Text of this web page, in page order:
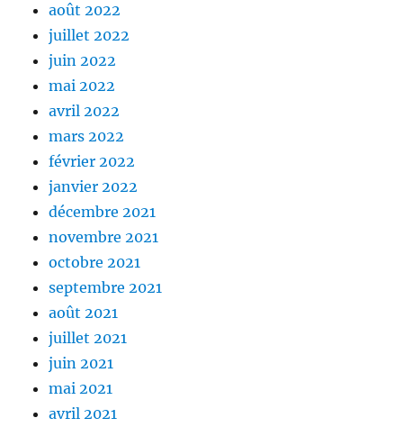
août 2022
juillet 2022
juin 2022
mai 2022
avril 2022
mars 2022
février 2022
janvier 2022
décembre 2021
novembre 2021
octobre 2021
septembre 2021
août 2021
juillet 2021
juin 2021
mai 2021
avril 2021